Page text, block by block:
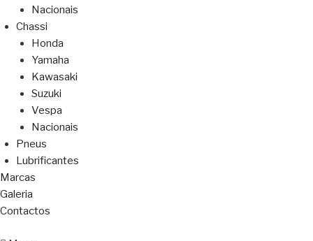
Nacionais
Chassi
Honda
Yamaha
Kawasaki
Suzuki
Vespa
Nacionais
Pneus
Lubrificantes
Marcas
Galeria
Contactos